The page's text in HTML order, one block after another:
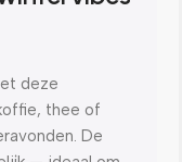
deze
thee of
De